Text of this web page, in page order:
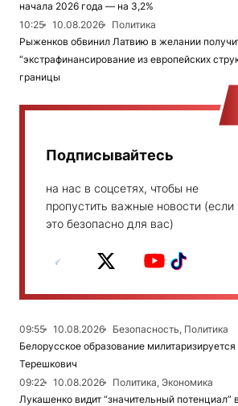
начала 2026 года — на 3,2%
10:25
10.08.2026
Политика
Рыженков обвинил Латвию в желании
“экстрафинансирование из европейских
границы
Подписывайтесь
на нас в соцсетях, чтобы не
пропустить важные новости (если
это безопасно для вас)
09:55 10.08.2026
Безопасность, Политика
Белорусское образование
Терешкович
09:22
10.08.2026
Политика, Экономика
Лукашенко видит “значительный потенциал”